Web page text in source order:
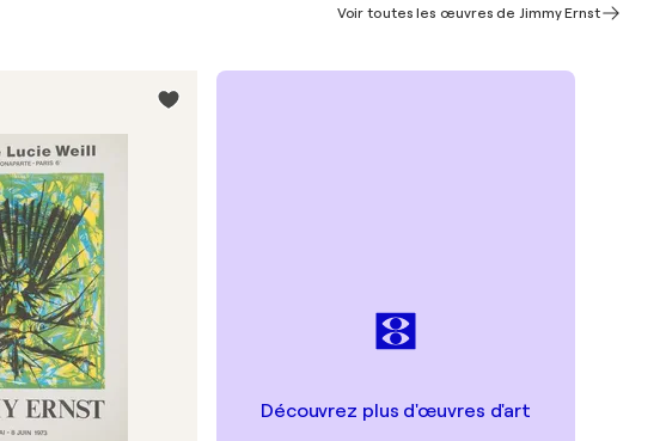
Voir toutes les œuvres de Jimmy Ernst
Découvrez plus d'œuvres d'art